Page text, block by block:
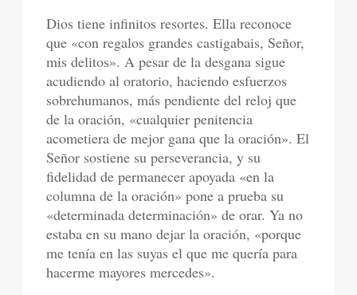
Dios tiene infinitos resortes. Ella reconoce
que «con regalos grandes castigabais, Señor,
mis delitos». A pesar de la desgana sigue
acudiendo al oratorio, haciendo esfuerzos
sobrehumanos, más pendiente del reloj que
de la oración, «cualquier penitencia
acometiera de mejor gana que la oración». El
Señor sostiene su perseverancia, y su
fidelidad de permanecer apoyada «en la
columna de la oración» pone a prueba su
«determinada determinación» de orar. Ya no
estaba en su mano dejar la oración, «porque
me tenía en las suyas el que me quería para
hacerme mayores mercedes».